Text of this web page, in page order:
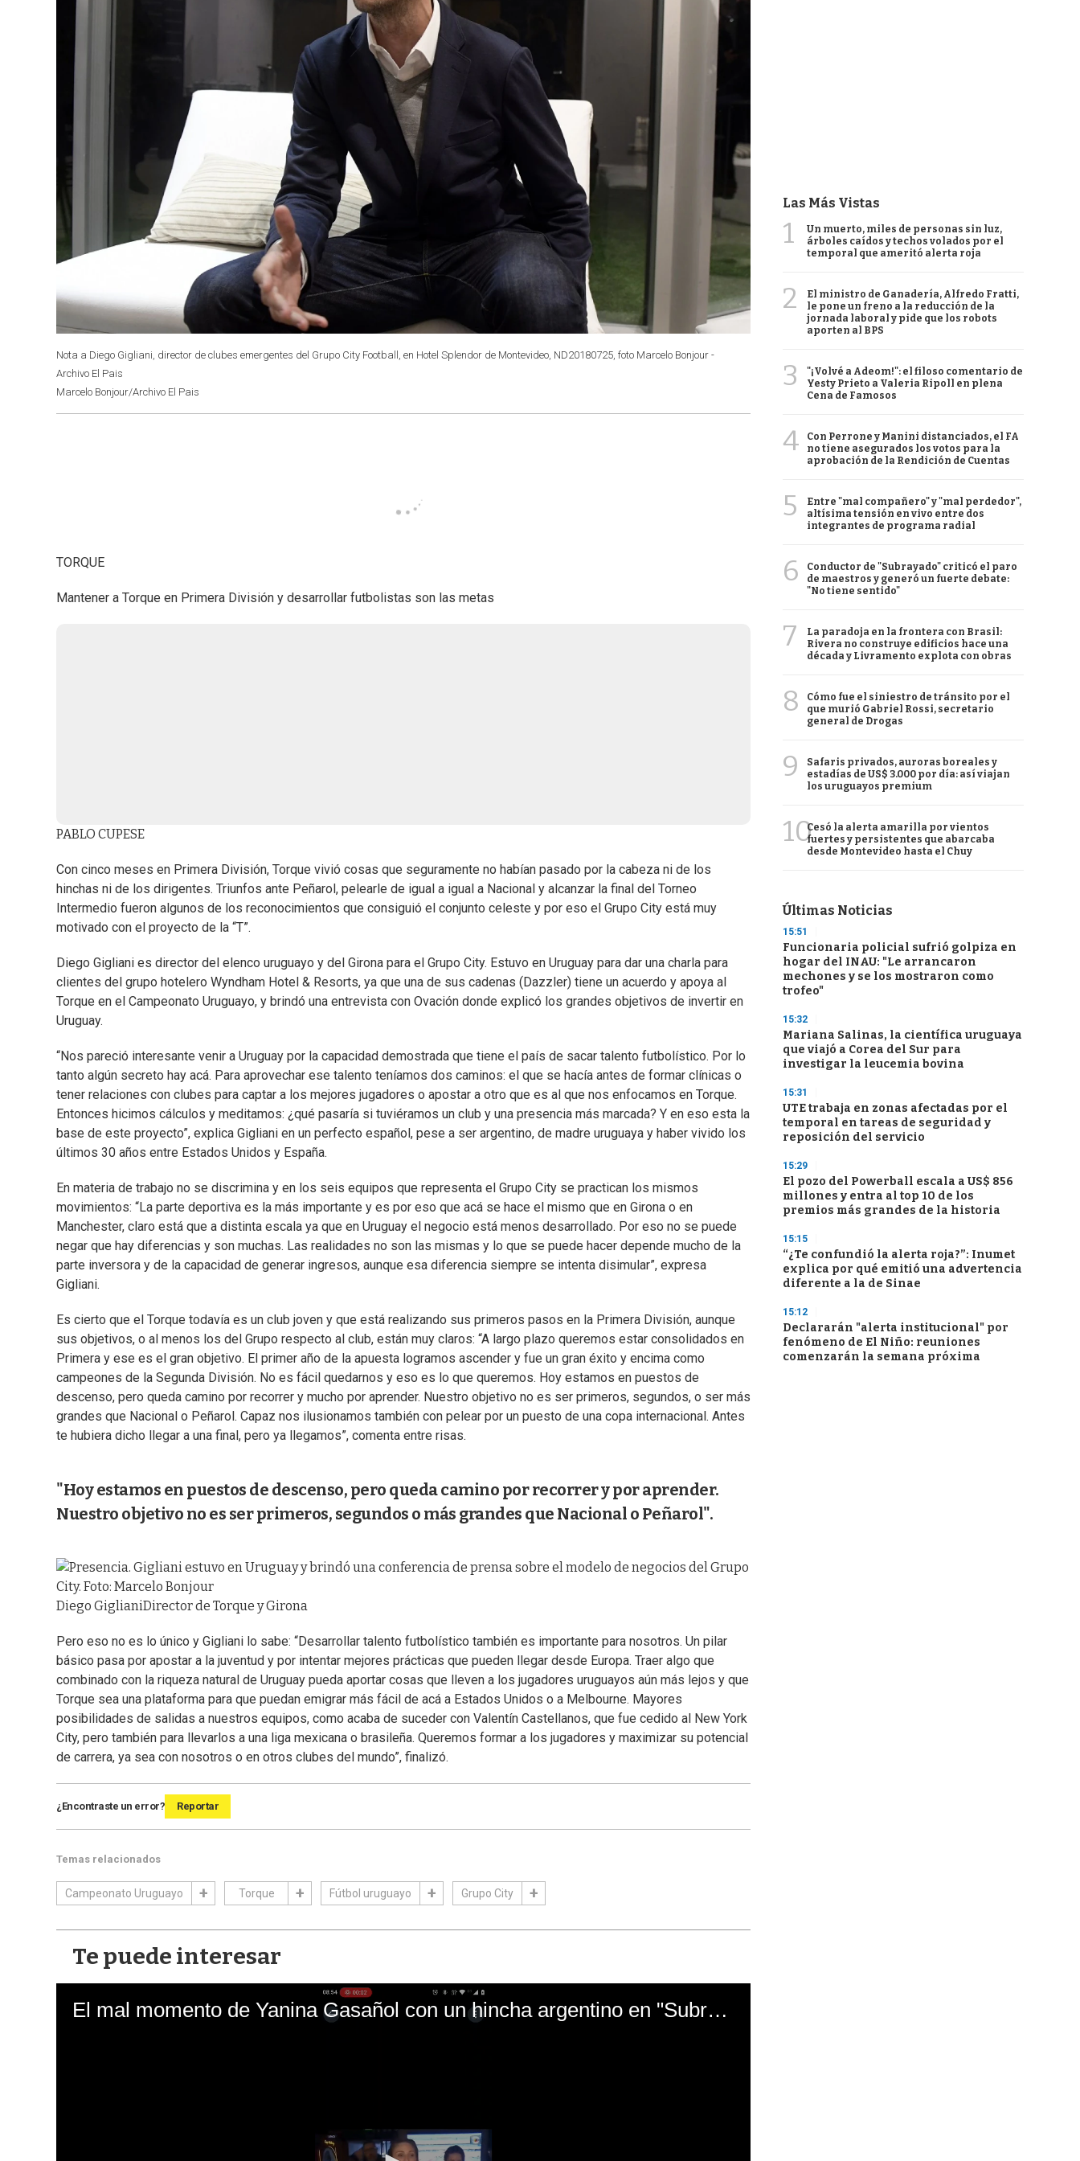
Nota a Diego Gigliani, director de clubes emergentes del Grupo City Football, en Hotel Splendor de Montevideo, ND20180725, foto Marcelo Bonjour -
Archivo El Pais
Marcelo Bonjour/Archivo El Pais
TORQUE
Mantener a Torque en Primera División y desarrollar futbolistas son las metas
PABLO CUPESE
Con cinco meses en Primera División, Torque vivió cosas que seguramente no habían pasado por la cabeza ni de los
hinchas ni de los dirigentes. Triunfos ante Peñarol, pelearle de igual a igual a Nacional y alcanzar la final del Torneo
Intermedio fueron algunos de los reconocimientos que consiguió el conjunto celeste y por eso el Grupo City está muy
motivado con el proyecto de la “T”.
Diego Gigliani es director del elenco uruguayo y del Girona para el Grupo City. Estuvo en Uruguay para dar una charla para
clientes del grupo hotelero Wyndham Hotel & Resorts, ya que una de sus cadenas (Dazzler) tiene un acuerdo y apoya al
Torque en el Campeonato Uruguayo, y brindó una entrevista con Ovación donde explicó los grandes objetivos de invertir en
Uruguay.
“Nos pareció interesante venir a Uruguay por la capacidad demostrada que tiene el país de sacar talento futbolístico. Por lo
tanto algún secreto hay acá. Para aprovechar ese talento teníamos dos caminos: el que se hacía antes de formar clínicas o
tener relaciones con clubes para captar a los mejores jugadores o apostar a otro que es al que nos enfocamos en Torque.
Entonces hicimos cálculos y meditamos: ¿qué pasaría si tuviéramos un club y una presencia más marcada? Y en eso esta la
base de este proyecto”, explica Gigliani en un perfecto español, pese a ser argentino, de madre uruguaya y haber vivido los
últimos 30 años entre Estados Unidos y España.
En materia de trabajo no se discrimina y en los seis equipos que representa el Grupo City se practican los mismos
movimientos: “La parte deportiva es la más importante y es por eso que acá se hace el mismo que en Girona o en
Manchester, claro está que a distinta escala ya que en Uruguay el negocio está menos desarrollado. Por eso no se puede
negar que hay diferencias y son muchas. Las realidades no son las mismas y lo que se puede hacer depende mucho de la
parte inversora y de la capacidad de generar ingresos, aunque esa diferencia siempre se intenta disimular”, expresa
Gigliani.
Es cierto que el Torque todavía es un club joven y que está realizando sus primeros pasos en la Primera División, aunque
sus objetivos, o al menos los del Grupo respecto al club, están muy claros: “A largo plazo queremos estar consolidados en
Primera y ese es el gran objetivo. El primer año de la apuesta logramos ascender y fue un gran éxito y encima como
campeones de la Segunda División. No es fácil quedarnos y eso es lo que queremos. Hoy estamos en puestos de
descenso, pero queda camino por recorrer y mucho por aprender. Nuestro objetivo no es ser primeros, segundos, o ser más
grandes que Nacional o Peñarol. Capaz nos ilusionamos también con pelear por un puesto de una copa internacional. Antes
te hubiera dicho llegar a una final, pero ya llegamos”, comenta entre risas.
"Hoy estamos en puestos de descenso, pero queda camino por recorrer y por aprender.
Nuestro objetivo no es ser primeros, segundos o más grandes que Nacional o Peñarol".
Diego GiglianiDirector de Torque y Girona
Pero eso no es lo único y Gigliani lo sabe: “Desarrollar talento futbolístico también es importante para nosotros. Un pilar
básico pasa por apostar a la juventud y por intentar mejores prácticas que pueden llegar desde Europa. Traer algo que
combinado con la riqueza natural de Uruguay pueda aportar cosas que lleven a los jugadores uruguayos aún más lejos y que
Torque sea una plataforma para que puedan emigrar más fácil de acá a Estados Unidos o a Melbourne. Mayores
posibilidades de salidas a nuestros equipos, como acaba de suceder con Valentín Castellanos, que fue cedido al New York
City, pero también para llevarlos a una liga mexicana o brasileña. Queremos formar a los jugadores y maximizar su potencial
de carrera, ya sea con nosotros o en otros clubes del mundo”, finalizó.
¿Encontraste un error? Reportar
Temas relacionados
Campeonato Uruguayo Torque Fútbol uruguayo Grupo City
Te puede interesar
El mal momento de Yanina Gasañol con un hincha argentino en "Subrayado"
Las Más Vistas
1
Un muerto, miles de personas sin luz,
árboles caídos y techos volados por el
temporal que ameritó alerta roja
2
El ministro de Ganadería, Alfredo Fratti,
le pone un freno a la reducción de la
jornada laboral y pide que los robots
aporten al BPS
3
"¡Volvé a Adeom!": el filoso comentario de
Yesty Prieto a Valeria Ripoll en plena
Cena de Famosos
4
Con Perrone y Manini distanciados, el FA
no tiene asegurados los votos para la
aprobación de la Rendición de Cuentas
5
Entre "mal compañero" y "mal perdedor",
altísima tensión en vivo entre dos
integrantes de programa radial
6
Conductor de "Subrayado" criticó el paro
de maestros y generó un fuerte debate:
"No tiene sentido"
7
La paradoja en la frontera con Brasil:
Rivera no construye edificios hace una
década y Livramento explota con obras
8
Cómo fue el siniestro de tránsito por el
que murió Gabriel Rossi, secretario
general de Drogas
9
Safaris privados, auroras boreales y
estadías de US$ 3.000 por día: así viajan
los uruguayos premium
10Cesó la alerta amarilla por vientos
fuertes y persistentes que abarcaba
desde Montevideo hasta el Chuy
Últimas Noticias
15:51
Funcionaria policial sufrió golpiza en
hogar del INAU: "Le arrancaron
mechones y se los mostraron como
trofeo"
15:32
Mariana Salinas, la científica uruguaya
que viajó a Corea del Sur para
investigar la leucemia bovina
15:31
UTE trabaja en zonas afectadas por el
temporal en tareas de seguridad y
reposición del servicio
15:29
El pozo del Powerball escala a US$ 856
millones y entra al top 10 de los
premios más grandes de la historia
15:15
“¿Te confundió la alerta roja?”: Inumet
explica por qué emitió una advertencia
diferente a la de Sinae
15:12
Declararán "alerta institucional" por
fenómeno de El Niño: reuniones
comenzarán la semana próxima